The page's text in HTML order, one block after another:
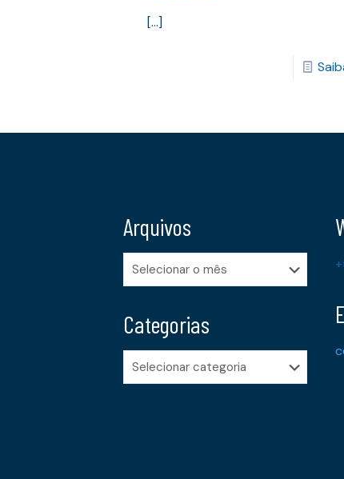
[…]
Arquivos
Arquivos
Categorias
Categorias